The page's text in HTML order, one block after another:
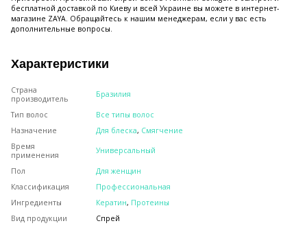
бесплатной доставкой по Киеву и всей Украине вы можете в интернет-
магазине ZAYA. Обращайтесь к нашим менеджерам, если у вас есть
дополнительные вопросы.
Характеристики
Страна
производитель
Бразилия
Тип волос
Все типы волос
Назначение
Для блеска, Смягчение
Время
применения
Универсальный
Пол
Для женщин
Классификация
Профессиональная
Ингредиенты
Кератин, Протеины
Вид продукции
Спрей